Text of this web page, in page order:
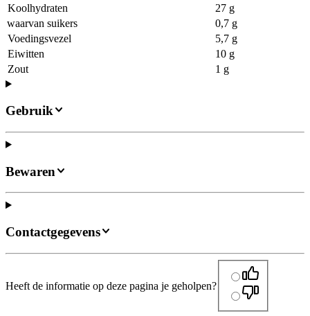
Koolhydraten
27 g
waarvan suikers
0,7 g
Voedingsvezel
5,7 g
Eiwitten
10 g
Zout
1 g
Gebruik
Bewaren
Contactgegevens
Heeft de informatie op deze pagina je geholpen?